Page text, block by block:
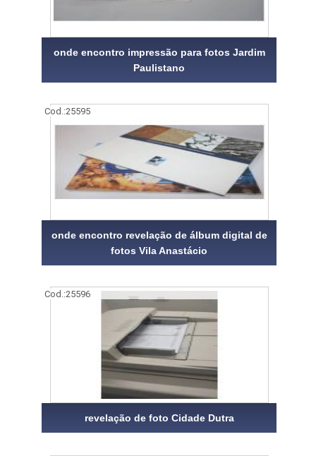
onde encontro impressão para fotos Jardim
Paulistano
Cod.:25595
onde encontro revelação de álbum digital de
fotos Vila Anastácio
Cod.:25596
revelação de foto Cidade Dutra